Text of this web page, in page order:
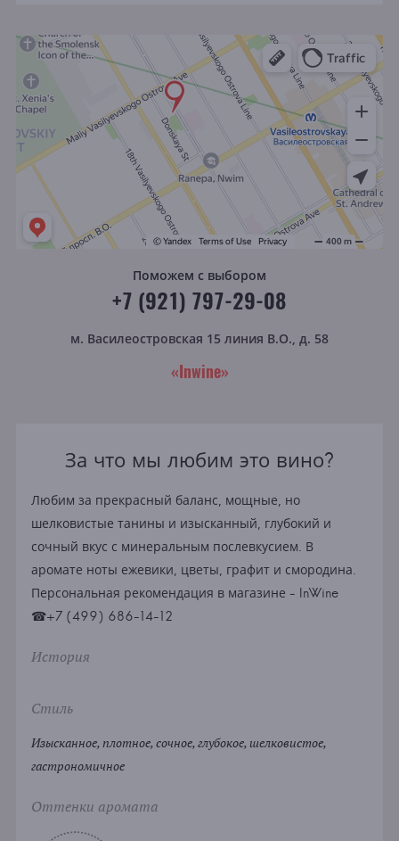
Поможем с выбором
+7 (921) 797-29-08
м. Василеостровская 15 линия В.О., д. 58
«Inwine»
За что мы любим это вино?
Любим за прекрасный баланс, мощные, но
шелковистые танины и изысканный, глубокий и
сочный вкус с минеральным послевкусием. В
аромате ноты ежевики, цветы, графит и смородина.
Персональная рекомендация в магазине - InWine
☎+7 (499) 686-14-12
История
Стиль
Изысканное, плотное, сочное, глубокое, шелковистое,
гастрономичное
Оттенки аромата